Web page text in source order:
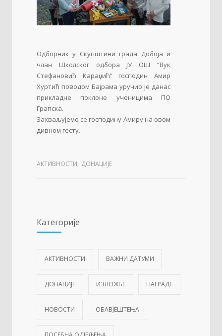
Одборник у Скупштини града Добоја и
члан Школског одбора ЈУ ОШ “Вук
Стефановић Караџић” господин Амир
Хуртић поводом Бајрама уручио је данас
прикладне поклоне ученицима ПО
Грапска.
Захваљујемо се господину Амиру на овом
дивном гесту.
АКТИВНОСТИ, ДОНАЦИЈЕ
Категорије
АКТИВНОСТИ ВАЖНИ ДАТУМИ
ДОНАЦИЈЕ ИЗЛОЖБЕ НАГРАДЕ
НОВОСТИ ОБАВЈЕШТЕЊА